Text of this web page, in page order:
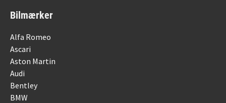
Bilmærker
Alfa Romeo
Ascari
Aston Martin
Audi
Bentley
BMW